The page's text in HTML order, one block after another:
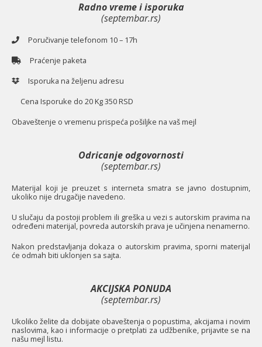
Radno vreme i isporuka
(septembar.rs)
Poručivanje telefonom 10 – 17h
Praćenje paketa
Isporuka na željenu adresu
Cena Isporuke do 20 Kg 350 RSD
Obaveštenje o vremenu prispeća pošiljke na vaš mejl
Odricanje odgovornosti
(septembar.rs)
Materijal koji je preuzet s interneta smatra se javno dostupnim,
ukoliko nije drugačije navedeno.
U slučaju da postoji problem ili greška u vezi s autorskim pravima na
određeni materijal, povreda autorskih prava je učinjena nenamerno.
Nakon predstavljanja dokaza o autorskim pravima, sporni materijal
će odmah biti uklonjen sa sajta.
AKCIJSKA PONUDA
(septembar.rs)
Ukoliko želite da dobijate obaveštenja o popustima, akcijama i novim
naslovima, kao i informacije o pretplati za udžbenike, prijavite se na
našu mejl listu.